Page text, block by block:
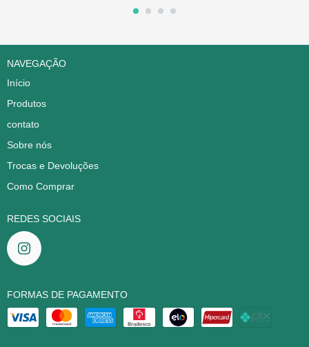
NAVEGAÇÃO
Início
Produtos
contato
Sobre nós
Trocas e Devoluções
Como Comprar
REDES SOCIAIS
FORMAS DE PAGAMENTO